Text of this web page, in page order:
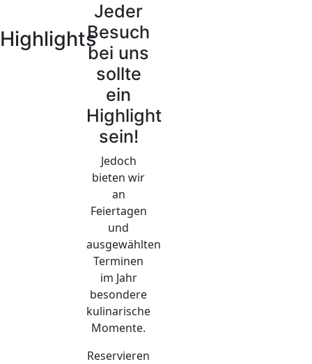
Highlights
Jeder
Besuch
bei uns
sollte
ein
Highlight
sein!
Jedoch
bieten wir
an
Feiertagen
und
ausgewählten
Terminen
im Jahr
besondere
kulinarische
Momente.
Reservieren